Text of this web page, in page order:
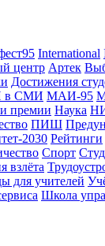
International
центр Артек
Достижения
СМИ МАИ-95
премии Наука
ПИШ
2030 Рейтинги
Спорт
взлёта
для учителей
Школа